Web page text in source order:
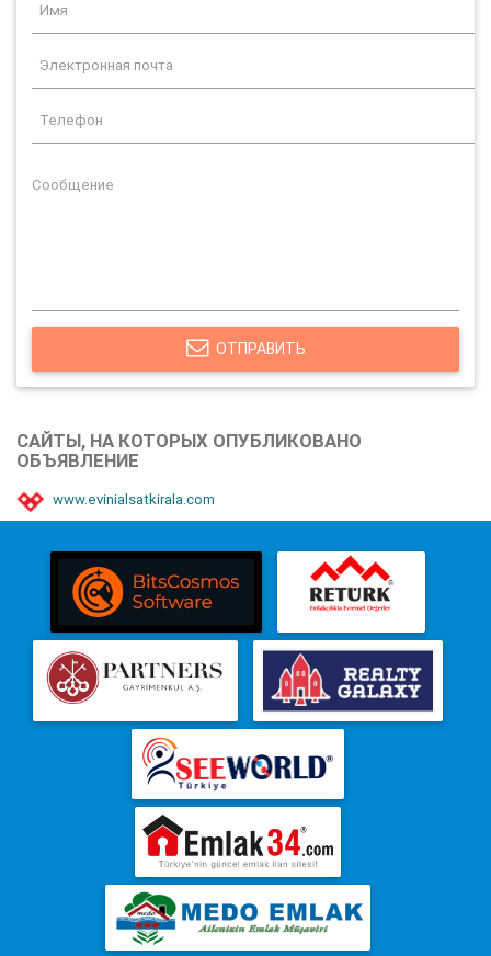
ОТПРАВИТЬ
САЙТЫ, НА КОТОРЫХ ОПУБЛИКОВАНО
ОБЪЯВЛЕНИЕ
www.evinialsatkirala.com